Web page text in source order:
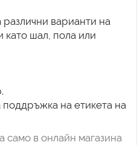
варианти на
шал, пола или
на етикета на
в онлайн магазина